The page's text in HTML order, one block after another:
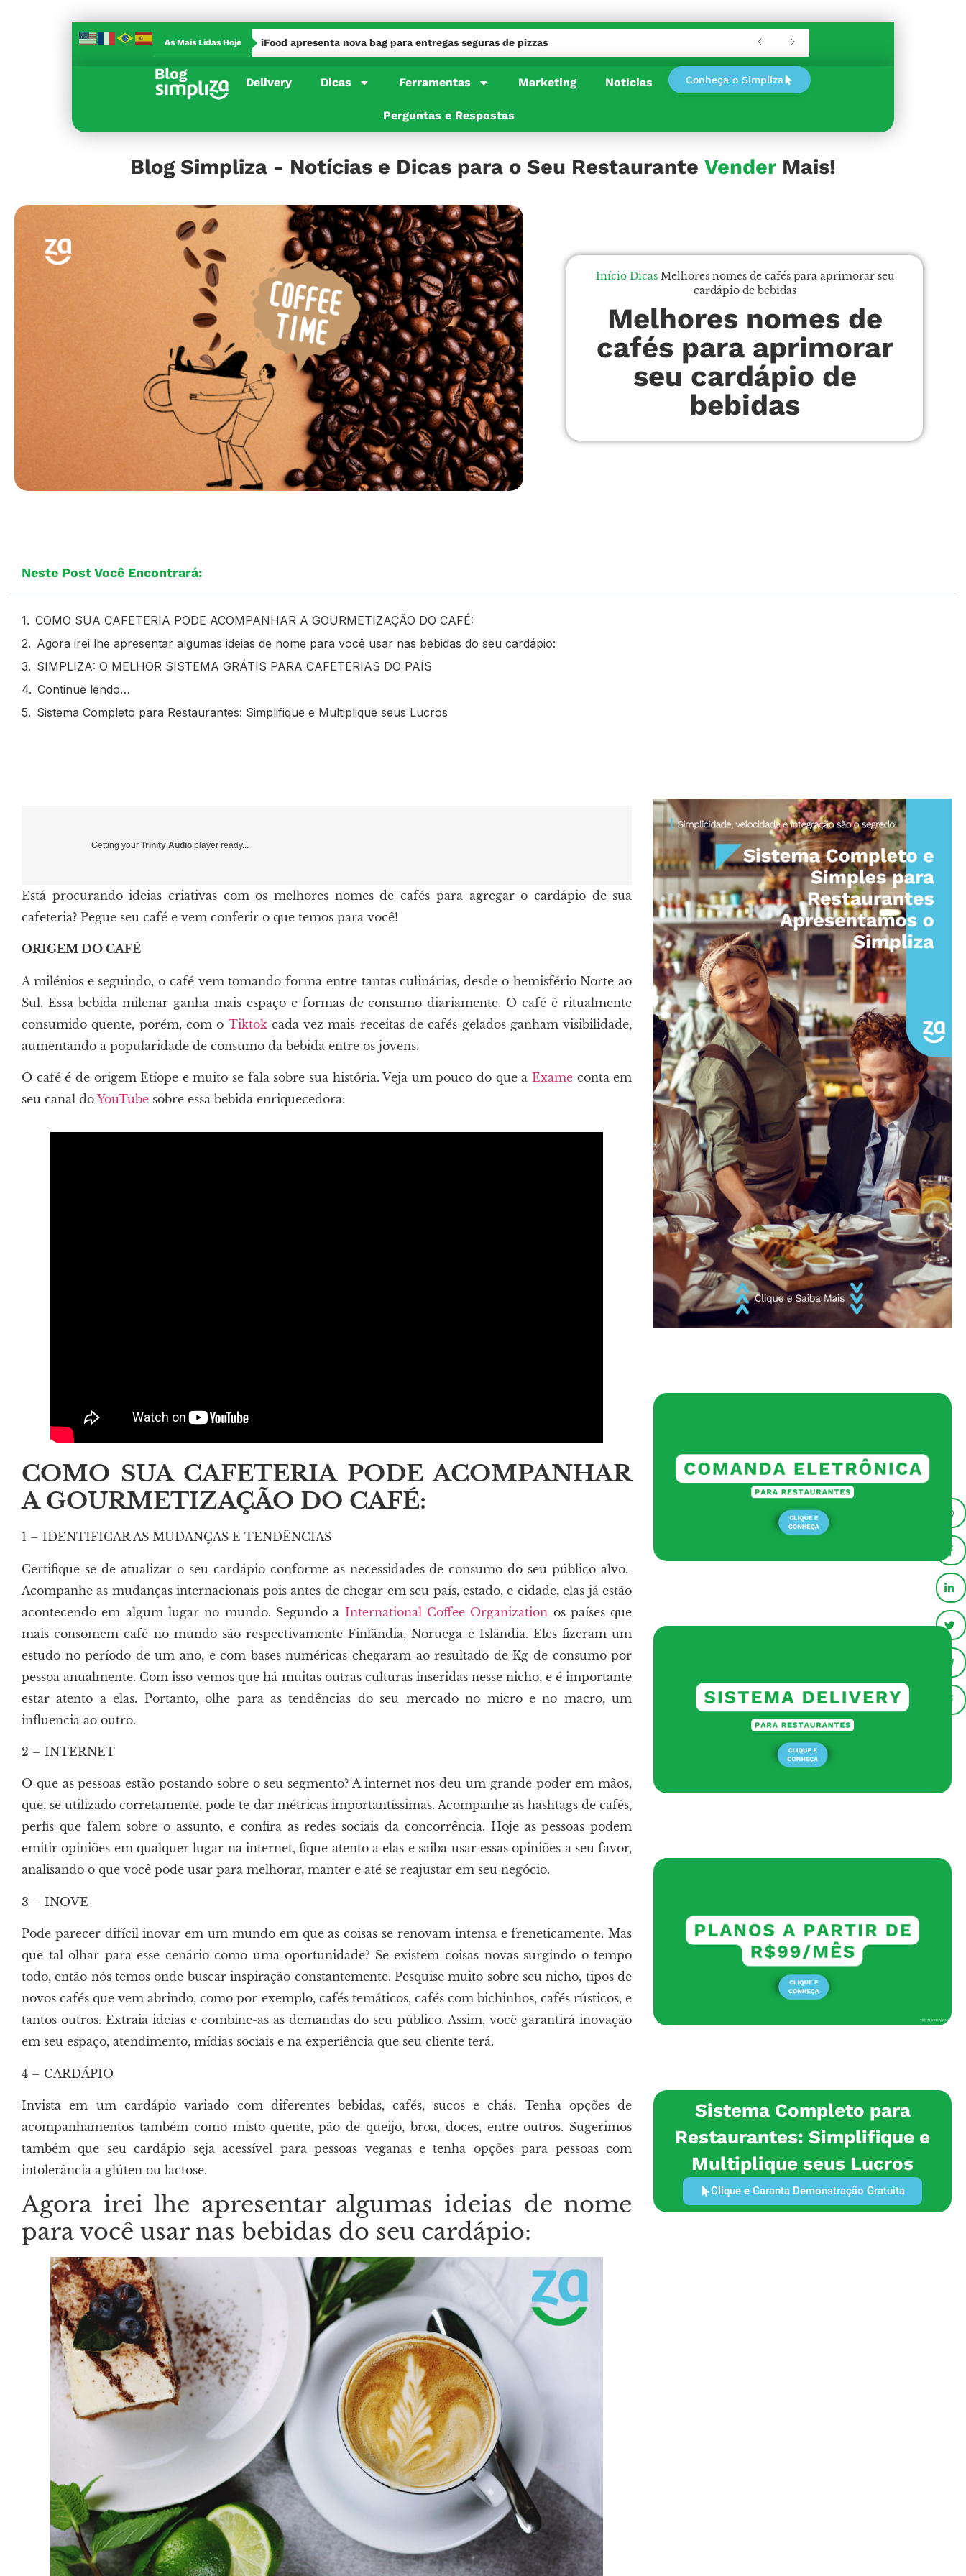
iFood apresenta nova bag para entregas seguras de pizzas
As Mais Lidas Hoje iFood apresenta nova bag para entregas seguras de pizzas
Delivery Dicas Ferramentas Marketing Notícias
Perguntas e Respostas
Conheça o Simpliza
Blog Simpliza - Notícias e Dicas para o Seu Restaurante Lucrar Mais!
Início Dicas Melhores nomes de cafés para aprimorar seu
cardápio de bebidas
Melhores nomes de
cafés para aprimorar
seu cardápio de
bebidas
Neste Post Você Encontrará:
COMO SUA CAFETERIA PODE ACOMPANHAR A GOURMETIZAÇÃO DO CAFÉ:
Agora irei lhe apresentar algumas ideias de nome para você usar nas bebidas do seu cardápio:
SIMPLIZA: O MELHOR SISTEMA GRÁTIS PARA CAFETERIAS DO PAÍS
Continue lendo…
Sistema Completo para Restaurantes: Simplifique e Multiplique seus Lucros
Getting your Trinity Audio player ready...
Está procurando ideias criativas com os melhores nomes de cafés para agregar o cardápio de sua
cafeteria? Pegue seu café e vem conferir o que temos para você!
ORIGEM DO CAFÉ
A milénios e seguindo, o café vem tomando forma entre tantas culinárias, desde o hemisfério Norte ao
Sul. Essa bebida milenar ganha mais espaço e formas de consumo diariamente. O café é ritualmente
consumido quente, porém, com o Tiktok cada vez mais receitas de cafés gelados ganham visibilidade,
aumentando a popularidade de consumo da bebida entre os jovens.
O café é de origem Etíope e muito se fala sobre sua história. Veja um pouco do que a Exameconta em
seu canal do YouTube sobre essa bebida enriquecedora:
COMO SUA CAFETERIA PODE ACOMPANHAR
A GOURMETIZAÇÃO DO CAFÉ:
1 – IDENTIFICAR AS MUDANÇAS E TENDÊNCIAS
Certifique-se de atualizar o seu cardápio conforme as necessidades de consumo do seu público-alvo.
Acompanhe as mudanças internacionais pois antes de chegar em seu país, estado, e cidade, elas já estão
acontecendo em algum lugar no mundo. Segundo a International Coffee Organization os países que
mais consomem café no mundo são respectivamente Finlândia, Noruega e Islândia. Eles fizeram um
estudo no período de um ano, e com bases numéricas chegaram ao resultado de Kg de consumo por
pessoa anualmente. Com isso vemos que há muitas outras culturas inseridas nesse nicho, e é importante
estar atento a elas. Portanto, olhe para as tendências do seu mercado no micro e no macro, um
influencia ao outro.
2 – INTERNET
O que as pessoas estão postando sobre o seu segmento? A internet nos deu um grande poder em mãos,
que, se utilizado corretamente, pode te dar métricas importantíssimas. Acompanhe as hashtags de cafés,
perfis que falem sobre o assunto, e confira as redes sociais da concorrência. Hoje as pessoas podem
emitir opiniões em qualquer lugar na internet, fique atento a elas e saiba usar essas opiniões a seu favor,
analisando o que você pode usar para melhorar, manter e até se reajustar em seu negócio.
3 – INOVE
Pode parecer difícil inovar em um mundo em que as coisas se renovam intensa e freneticamente. Mas
que tal olhar para esse cenário como uma oportunidade? Se existem coisas novas surgindo o tempo
todo, então nós temos onde buscar inspiração constantemente. Pesquise muito sobre seu nicho, tipos de
novos cafés que vem abrindo, como por exemplo, cafés temáticos, cafés com bichinhos, cafés rústicos, e
tantos outros. Extraia ideias e combine-as as demandas do seu público. Assim, você garantirá inovação
em seu espaço, atendimento, mídias sociais e na experiência que seu cliente terá.
4 – CARDÁPIO
Invista em um cardápio variado com diferentes bebidas, cafés, sucos e chás. Tenha opções de
acompanhamentos também como misto-quente, pão de queijo, broa, doces, entre outros. Sugerimos
também que seu cardápio seja acessível para pessoas veganas e tenha opções para pessoas com
intolerância a glúten ou lactose.
Agora irei lhe apresentar algumas ideias de nome
para você usar nas bebidas do seu cardápio:
Sistema Completo para
Restaurantes: Simplifique e
Multiplique seus Lucros
Clique e Garanta Demonstração Gratuita